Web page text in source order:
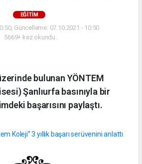
EĞITIM
Güncelleme: 07.10.2021 - 10:50
5669+ kez okundu.
bulunan YÖNTEM
Şanlıurfa basınıyla bir
başarısını paylaştı.